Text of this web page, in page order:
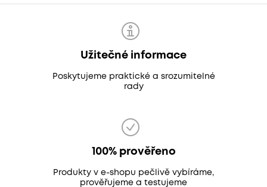
Užitečné informace
Poskytujeme praktické a srozumitelné
rady
100% prověřeno
Produkty v e-shopu pečlivě vybíráme,
prověřujeme a testujeme